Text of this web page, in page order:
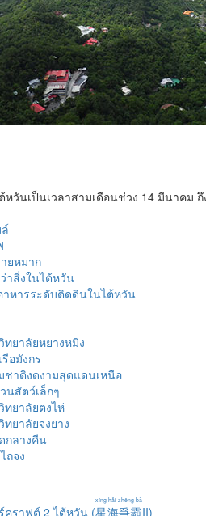
วันเป็นเวลาสามเดือนช่วง 14 มีนาคม ถึ
ยหมาก
าสิ่งในไต้หวัน
าหารระดับติดดินในไต้หวัน
ทยาลัยหยางหมิง
รือมังกร
ชาติงดงามสุดแดนเหนือ
นสัตว์เล็กๆ
ทยาลัยตงไห่
ทยาลัยจงยาง
กลางคืน
ถจง
คราฟต์ 2 ไต้หวัน (星海爭霸
xīng hǎi zhēng bà
II)